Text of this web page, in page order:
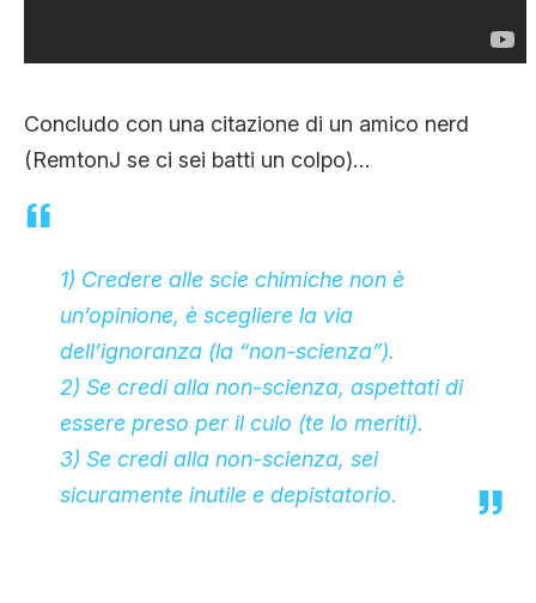
Concludo con una citazione di un amico nerd
(RemtonJ se ci sei batti un colpo)…
1) Credere alle scie chimiche non è
un’opinione, è scegliere la via
dell’ignoranza (la “non-scienza”).
2) Se credi alla non-scienza, aspettati di
essere preso per il culo (te lo meriti).
3) Se credi alla non-scienza, sei
sicuramente inutile e depistatorio.